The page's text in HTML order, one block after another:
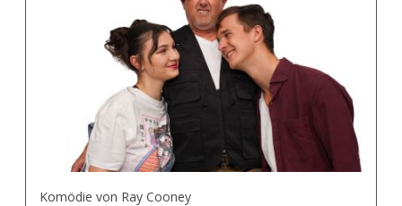
Komödie von Ray Cooney